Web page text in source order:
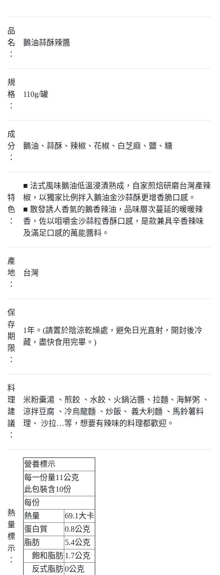
品
名
：
鵝油蒜酥辣醬
規
格
：
110g/罐
成
分
：
鵝油、蒜酥、辣椒、花椒、白芝麻、鹽、糖
特
色
：
■ 法式風味鵝油低溫浸漬熟成，自家煎焙研磨台灣產辣
椒，以獨家比例拌入鵝油金沙蒜酥更增香脆口感。
■ 散發誘人香氣的鵝香辣油，品味層次蔓延的暖暖辣
香，佐以咀嚼金沙蒜粒香酥口感，是款兼具辛香辣味
及滿足口感的萬能醬料。
產
地
：
台灣
保
存
期
限
：
1年。(請置於陰涼乾燥處，避免日光直射，開封後冷
藏，盡快食用完畢。)
料
理
建
議
：
米粉羹湯 、煎餃 、水餃、火鍋沾醬、拉麵、海鮮粥 、
涼拌豆腐 、冷烏龍麵 、炒飯、 義大利麵 、馬鈴薯料
理、 沙拉…等，想要有辣味的料理都歡迎。
熱
量
標
示
：
營養標示
每一份量11公克
此包裝含10份
每份
熱量
69.1大卡
蛋白質
0.8公克
脂肪
5.4公克
飽和脂肪 1.7公克
反式脂肪0公克